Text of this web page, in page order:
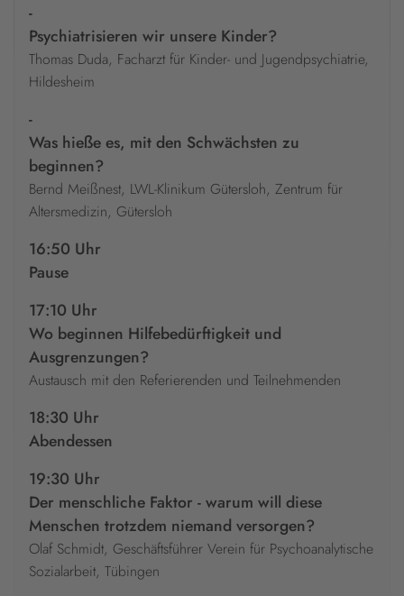
-
Psychiatrisieren wir unsere Kinder?
Thomas Duda, Facharzt für Kinder- und Jugendpsychiatrie,
Hildesheim
-
Was hieße es, mit den Schwächsten zu
beginnen?
Bernd Meißnest, LWL-Klinikum Gütersloh, Zentrum für
Altersmedizin, Gütersloh
16:50 Uhr
Pause
17:10 Uhr
Wo beginnen Hilfebedürftigkeit und
Ausgrenzungen?
Austausch mit den Referierenden und Teilnehmenden
18:30 Uhr
Abendessen
19:30 Uhr
Der menschliche Faktor - warum will diese
Menschen trotzdem niemand versorgen?
Olaf Schmidt, Geschäftsführer Verein für Psychoanalytische
Sozialarbeit, Tübingen